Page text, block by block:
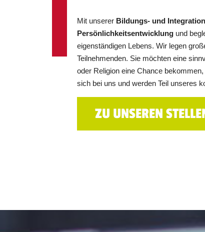
Mit unserer Bildungs- und
Persönlichkeitsentwicklung und
eigenständigen Lebens. Wir legen
Teilnehmenden. Sie möchten eine
oder Religion eine Chance
sich bei uns und werden Teil unseres
ZU UNSEREN